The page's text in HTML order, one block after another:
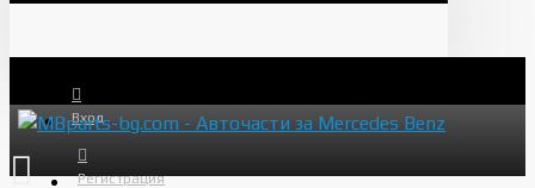
Вход
Регистрация